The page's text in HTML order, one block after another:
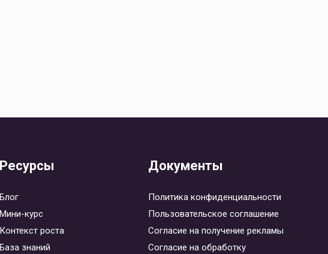
Ресурсы
Блог
Мини-курс
Контекст роста
База знаний
Документы
Политика конфиденциальности
Пользовательское соглашение
Согласие на получение рекламы
Согласие на обработку